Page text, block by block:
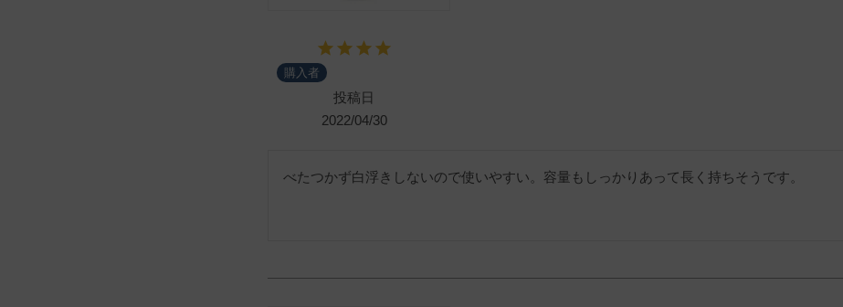
購入者
投稿日
2022/04/30
べたつかず白浮きしないので使いやすい。容量もしっかりあって長く持ちそうです。